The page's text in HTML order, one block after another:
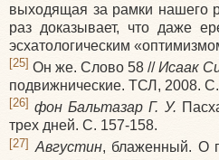
выходящая за рамки нашего
раз доказывает, что даже
эсхатологическим
[25] Он же. Слово 58 //Исаак
подвижнические. ТСЛ, 2008.
[26] фон Бальтазар Г. У.
трех дней. С. 157-158.
[27] Августин, блаженный. О